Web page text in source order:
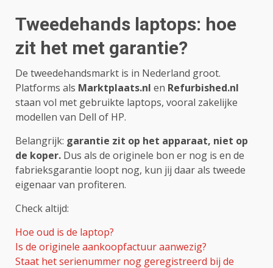
Tweedehands laptops: hoe
zit het met garantie?
De tweedehandsmarkt is in Nederland groot.
Platforms als Marktplaats.nl en Refurbished.nl
staan vol met gebruikte laptops, vooral zakelijke
modellen van Dell of HP.
Belangrijk: garantie zit op het apparaat, niet op
de koper. Dus als de originele bon er nog is en de
fabrieksgarantie loopt nog, kun jij daar als tweede
eigenaar van profiteren.
Check altijd:
Hoe oud is de laptop?
Is de originele aankoopfactuur aanwezig?
Staat het serienummer nog geregistreerd bij de